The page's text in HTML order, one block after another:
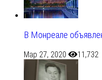
В Монреале
Мар 27, 2020 11,732